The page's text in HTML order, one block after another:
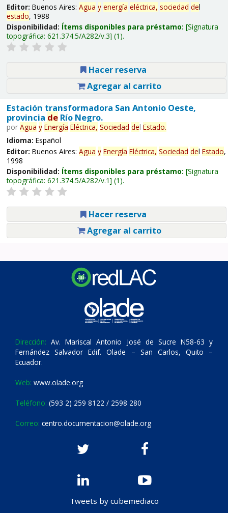
Editor: Buenos Aires: Agua y energía eléctrica, sociedad del
estado, 1988
Disponibilidad: Ítems disponibles para préstamo: Signatura
topográfica: 621.374.5/A282/v.3 (1).
Hacer reserva
Agregar al carrito
Estación transformadora San Antonio Oeste,
provincia deRío Negro.
por Agua y Energía Eléctrica, Sociedad del Estado.
Idioma: Español
Editor: Buenos Aires: Agua y Energía Eléctrica, Sociedad del Estado,
1998
Disponibilidad: Ítems disponibles para préstamo: Signatura
topográfica: 621.374.5/A282/v.1 (1).
Hacer reserva
Agregar al carrito
Dirección: Av. Mariscal Antonio José de Sucre N58-63 y
Fernández Salvador Edif. Olade – San Carlos, Quito –
Ecuador.
Web: www.olade.org
Teléfono: (593 2) 259 8122 / 2598 280
Correo: centro.documentacion@olade.org
Tweets by cubemediaco